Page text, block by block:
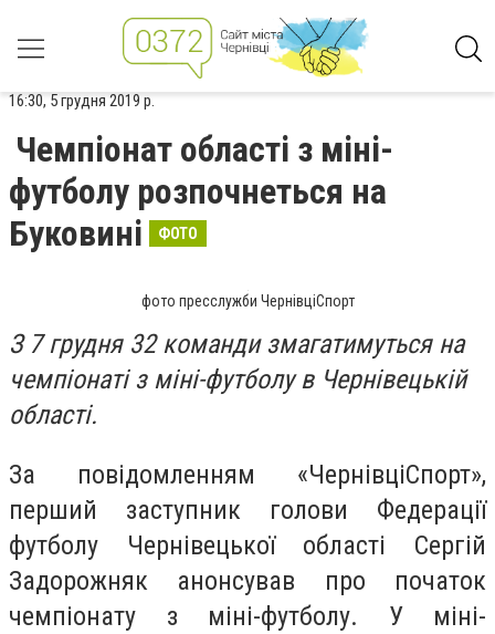
16:30, 5 грудня 2019 р.
Чемпіонат області з міні-
футболу розпочнеться на
Буковині
ФОТО
фото пресслужби ЧернівціСпорт
З 7 грудня 32 команди змагатимуться на
чемпіонаті з міні-футболу в Чернівецькій
області.
За повідомленням «ЧернівціСпорт»,
перший заступник голови Федерації
футболу Чернівецької області Сергій
Задорожняк анонсував про початок
чемпіонату з міні-футболу. У міні-